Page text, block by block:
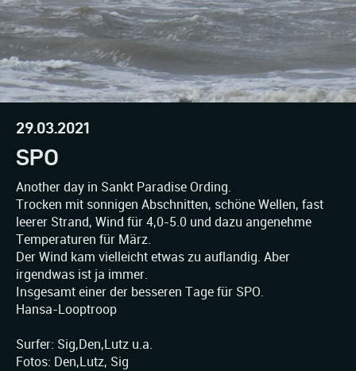
29.03.2021
SPO
Another day in Sankt Paradise Ording.
Trocken mit sonnigen Abschnitten, schöne Wellen, fast
leerer Strand, Wind für 4,0-5.0 und dazu angenehme
Temperaturen für März.
Der Wind kam vielleicht etwas zu auflandig. Aber
irgendwas ist ja immer.
Insgesamt einer der besseren Tage für SPO.
Hansa-Looptroop
Surfer: Sig,Den,Lutz u.a.
Fotos: Den,Lutz, Sig